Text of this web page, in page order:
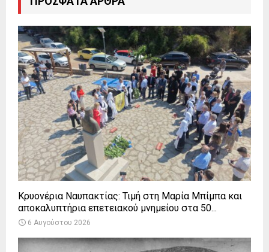
Κρυονέρια Ναυπακτίας: Τιμή στη Μαρία Μπίμπα και
αποκαλυπτήρια επετειακού μνημείου στα 50...
6 Αυγούστου 2026